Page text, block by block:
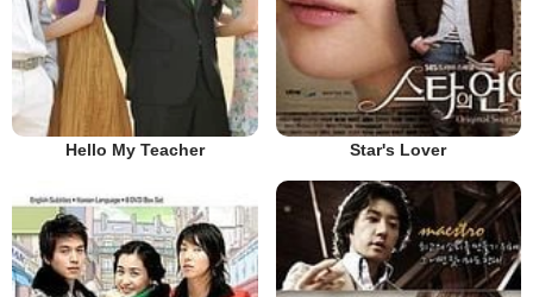
Hello My Teacher Star's Lover